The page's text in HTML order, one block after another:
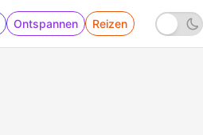
Ontspannen Reizen